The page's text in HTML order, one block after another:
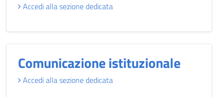
Accedi alla sezione dedicata
Comunicazione istituzionale
Accedi alla sezione dedicata